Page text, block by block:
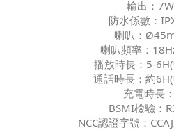
輸出：
防水係數：
喇叭：
喇叭頻率：
播放時長：5-
通話時長：約
充電時長
BSMI檢驗：
NCC認證字號：